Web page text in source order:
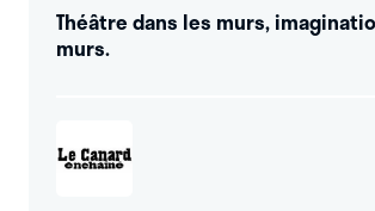
Théâtre dans les murs,
murs.